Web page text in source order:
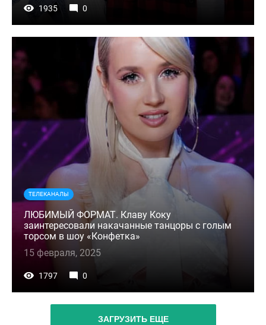
1935 0
ТЕЛЕКАНАЛЫ
ЛЮБИМЫЙ ФОРМАТ. Клаву Коку
заинтересовали накачанные танцоры с голым
торсом в шоу «Конфетка»
15 февраля, 2025
1797 0
ЗАГРУЗИТЬ ЕЩЕ